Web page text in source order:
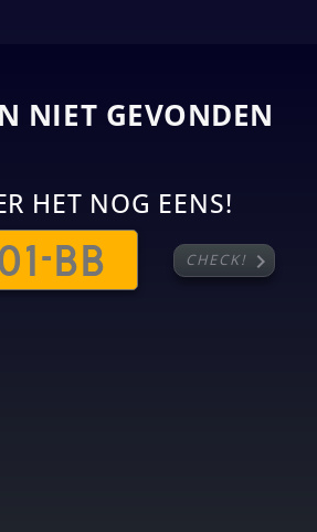
NIET GEVONDEN
HET NOG EENS!
CHECK! chevron_right